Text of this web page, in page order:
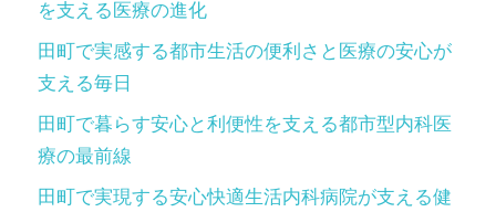
を支える医療の進化
田町で実感する都市生活の便利さと医療の安心が
支える毎日
田町で暮らす安心と利便性を支える都市型内科医
療の最前線
田町で実現する安心快適生活内科病院が支える健